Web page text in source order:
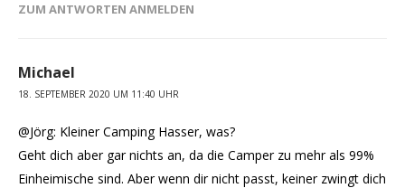
ZUM ANTWORTEN ANMELDEN
Michael
18. SEPTEMBER 2020 UM 11:40 UHR
@Jörg: Kleiner Camping Hasser, was?
Geht dich aber gar nichts an, da die Camper zu mehr als 99%
Einheimische sind. Aber wenn dir nicht passt, keiner zwingt dich